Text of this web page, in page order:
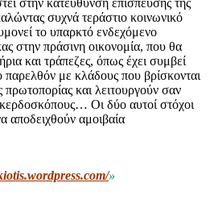
συχνά τεράστιο κοινωνικό
το υπαρκτό ενδεχόμενο
στην πράσινη οικονομία, που θα
και τράπεζες, όπως έχει συμβεί
με κλάδους που βρίσκονται
πρωτοπορίας και λειτουργούν σαν
κερδοσκόπους… Οι δύο αυτοί στόχοι
αποδειχθούν αμοιβαία
»